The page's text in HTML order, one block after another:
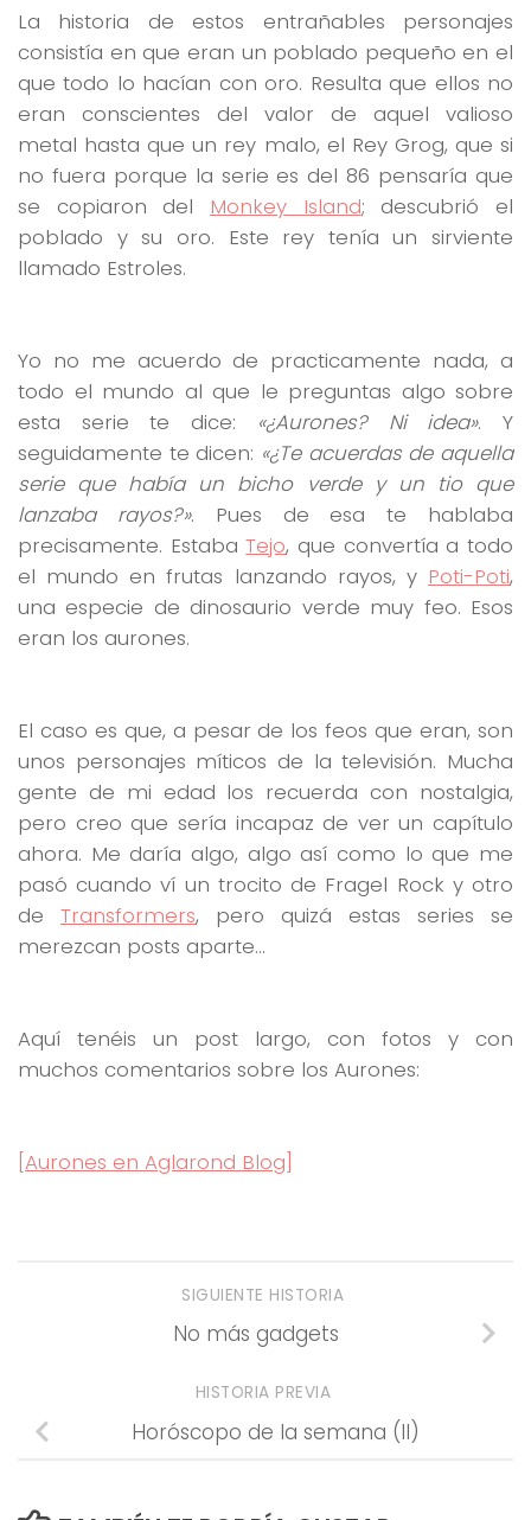
La historia de estos entrañables personajes
consistía en que eran un poblado pequeño en el
que todo lo hacían con oro. Resulta que ellos no
eran conscientes del valor de aquel valioso
metal hasta que un rey malo, el Rey Grog, que si
no fuera porque la serie es del 86 pensaría que
se copiaron del Monkey Island; descubrió el
poblado y su oro. Este rey tenía un sirviente
llamado Estroles.
Yo no me acuerdo de practicamente nada, a
todo el mundo al que le preguntas algo sobre
esta serie te dice: «¿Aurones? Ni idea». Y
seguidamente te dicen: «¿Te acuerdas de aquella
serie que había un bicho verde y un tio que
lanzaba rayos?». Pues de esa te hablaba
precisamente. EstabaTejo, que convertía a todo
el mundo en frutas lanzando rayos, y Poti-Poti,
una especie de dinosaurio verde muy feo. Esos
eran los aurones.
El caso es que, a pesar de los feos que eran, son
unos personajes míticos de la televisión. Mucha
gente de mi edad los recuerda con nostalgia,
pero creo que sería incapaz de ver un capítulo
ahora. Me daría algo, algo así como lo que me
pasó cuando ví un trocito de Fragel Rock y otro
de Transformers, pero quizá estas series se
merezcan posts aparte…
Aquí tenéis un post largo, con fotos y con
muchos comentarios sobre los Aurones:
[Aurones en Aglarond Blog]
SIGUIENTE HISTORIA
No más gadgets
HISTORIA PREVIA
Horóscopo de la semana (II)